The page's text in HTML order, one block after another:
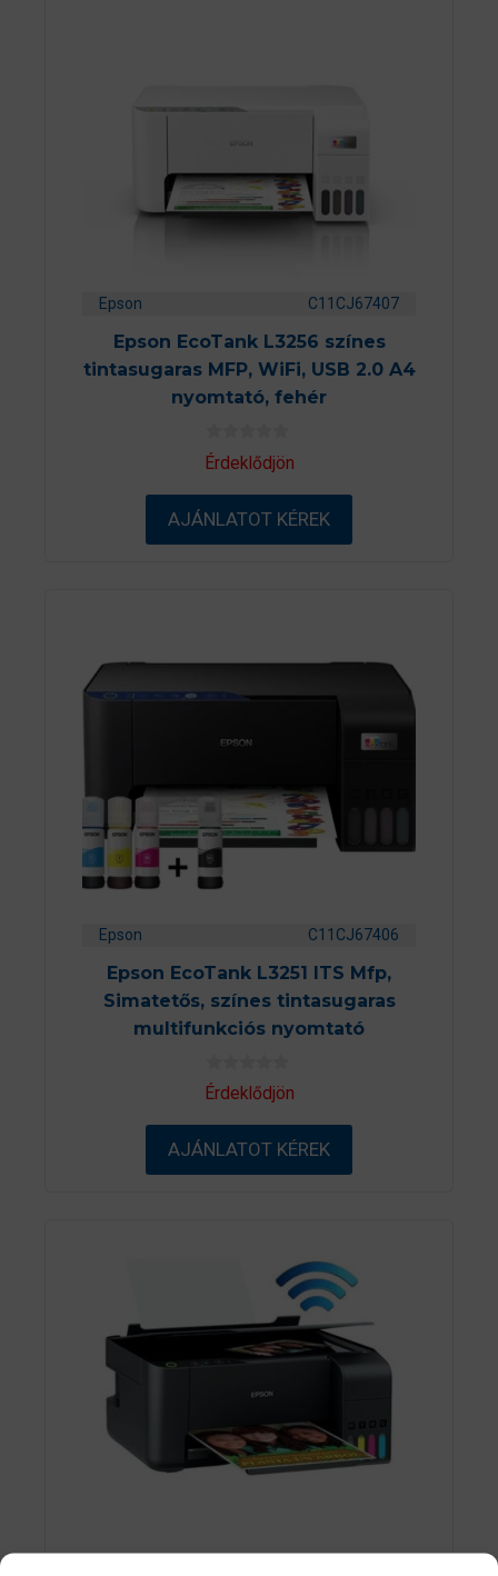
Epson C11CJ67407
Epson EcoTank L3256 színes
tintasugaras MFP, WiFi, USB 2.0 A4
nyomtató, fehér
0
a
-
ő
Érdeklődjön
AJÁNLATOT KÉREK
Epson C11CJ67406
Epson EcoTank L3251 ITS Mfp,
Simatetős, színes tintasugaras
multifunkciós nyomtató
0
a
-
ő
Érdeklődjön
AJÁNLATOT KÉREK